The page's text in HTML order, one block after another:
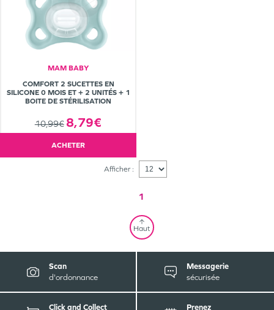
MAM BABY
COMFORT 2 SUCETTES EN
SILICONE 0 MOIS ET + 2 UNITÉS + 1
BOITE DE STÉRILISATION
10,99€ 8,79€
ACHETER
Afficher :
1
Haut
Scan
d'ordonnance
Messagerie
sécurisée
Click and Collect
Prenez